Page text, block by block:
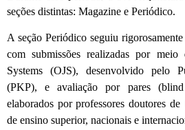
seções distintas: Magazine e Periódico.
A seção Periódico seguiu
com submissões realizadas por
Systems (OJS), desenvolvido pelo
(PKP), e avaliação por pares
elaborados por professores doutores
de ensino superior, nacionais e